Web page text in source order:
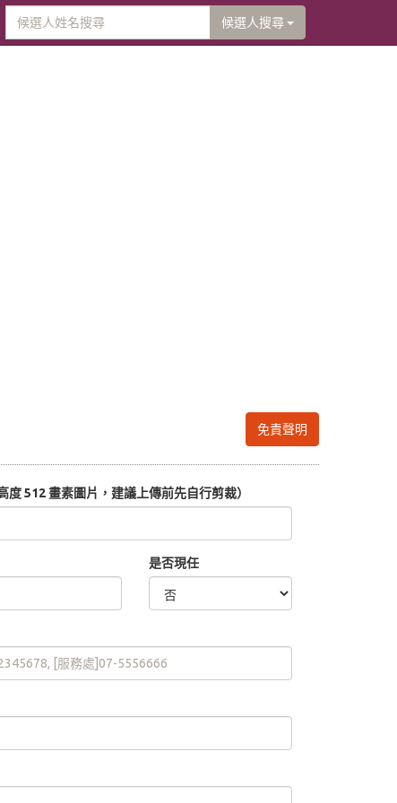
候選人搜尋
免責聲明
512 畫素圖片，建議上傳前先自行剪裁）
是否現任